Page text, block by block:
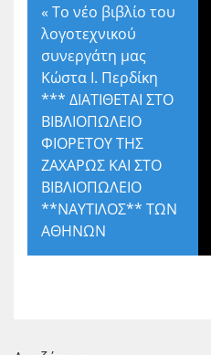
« Το νέο βιβλίο του
λογοτεχνικού
συνεργάτη μας
Κώστα Ι. Περδίκη
*** ΔΙΑΤΙΘΕΤΑΙ ΣΤΟ
ΒΙΒΛΙΟΠΩΛΕΙΟ
ΦΙΟΡΕΤΟΥ ΤΗΣ
ΖΑΧΑΡΩΣ ΚΑΙ ΣΤΟ
ΒΙΒΛΙΟΠΩΛΕΙΟ
**ΝΑΥΤΙΛΟΣ** ΤΩΝ
ΑΘΗΝΩΝ